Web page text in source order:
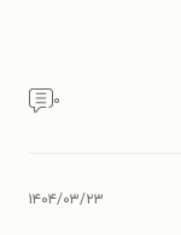
۰
۱۴۰۴/۰۳/۲۳